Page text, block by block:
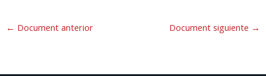
← Document anterior Document siguiente →